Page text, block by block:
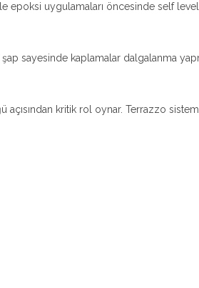
epoksi uygulamaları öncesinde self
sayesinde kaplamalar dalgalanma
kritik rol oynar. Terrazzo